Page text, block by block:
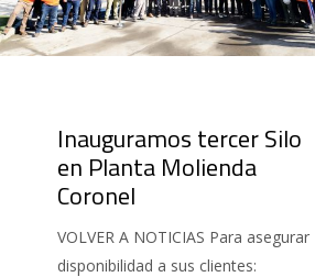
Inauguramos tercer Silo
en Planta Molienda
Coronel
VOLVER A NOTICIAS Para asegurar
disponibilidad a sus clientes: